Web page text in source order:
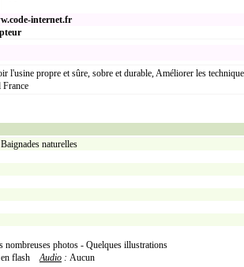
internet.fr
propre et sûre, sobre et durable, Améliorer les
France
naturelles
nombreuses photos - Quelques illustrations
en flashAudio : Aucun